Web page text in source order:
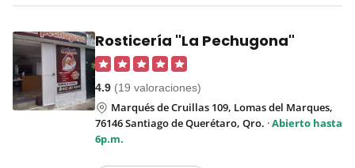
Rosticería "La Pechugona"
4.9 (19 valoraciones)
Marqués de Cruillas 109, Lomas del Marques,
76146 Santiago de Querétaro, Qro. ·Abierto hasta
6p.m.